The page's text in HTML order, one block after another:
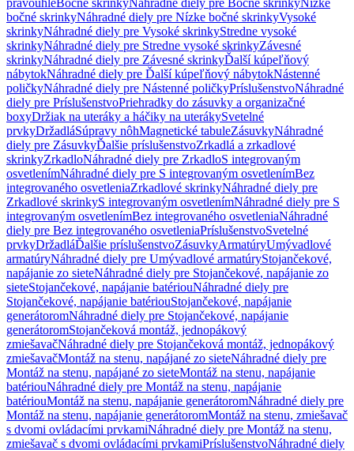
pravouhléBočné skrinkyNáhradné diely pre Bočné skrinkyNízke
bočné skrinkyNáhradné diely pre Nízke bočné skrinkyVysoké
skrinkyNáhradné diely pre Vysoké skrinkyStredne vysoké
skrinkyNáhradné diely pre Stredne vysoké skrinkyZávesné
skrinkyNáhradné diely pre Závesné skrinkyĎalší kúpeľňový
nábytokNáhradné diely pre Ďalší kúpeľňový nábytokNástenné
poličkyNáhradné diely pre Nástenné poličkyPríslušenstvoNáhradné
diely pre PríslušenstvoPriehradky do zásuvky a organizačné
boxyDržiak na uteráky a háčiky na uterákySvetelné
prvkyDržadláSúpravy nôhMagnetické tabuleZásuvkyNáhradné
diely pre ZásuvkyĎalšie príslušenstvoZrkadlá a zrkadlové
skrinkyZrkadloNáhradné diely pre ZrkadloS integrovaným
osvetlenímNáhradné diely pre S integrovaným osvetlenímBez
integrovaného osvetleniaZrkadlové skrinkyNáhradné diely pre
Zrkadlové skrinkyS integrovaným osvetlenímNáhradné diely pre S
integrovaným osvetlenímBez integrovaného osvetleniaNáhradné
diely pre Bez integrovaného osvetleniaPríslušenstvoSvetelné
prvkyDržadláĎalšie príslušenstvoZásuvkyArmatúryUmývadlové
armatúryNáhradné diely pre Umývadlové armatúryStojančekové,
napájanie zo sieteNáhradné diely pre Stojančekové, napájanie zo
sieteStojančekové, napájanie batériouNáhradné diely pre
Stojančekové, napájanie batériouStojančekové, napájanie
generátoromNáhradné diely pre Stojančekové, napájanie
generátoromStojančeková montáž, jednopákový
zmiešavačNáhradné diely pre Stojančeková montáž, jednopákový
zmiešavačMontáž na stenu, napájané zo sieteNáhradné diely pre
Montáž na stenu, napájané zo sieteMontáž na stenu, napájanie
batériouNáhradné diely pre Montáž na stenu, napájanie
batériouMontáž na stenu, napájanie generátoromNáhradné diely pre
Montáž na stenu, napájanie generátoromMontáž na stenu, zmiešavač
s dvomi ovládacími prvkamiNáhradné diely pre Montáž na stenu,
zmiešavač s dvomi ovládacími prvkamiPríslušenstvoNáhradné diely